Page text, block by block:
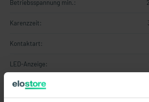
Betriebsspannung min.:
Karenzzeit:
Kontaktart:
LED-Anzeige:
Leistungsaufnahme: